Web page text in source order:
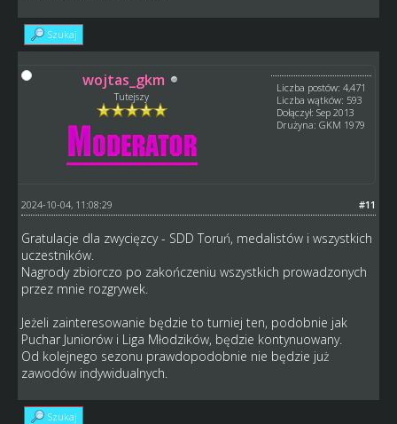
Szukaj
wojtas_gkm
Tutejszy
Liczba postów: 4,471
Liczba wątków: 593
Dołączył: Sep 2013
Drużyna: GKM 1979
#11
2024-10-04, 11:08:29
Gratulacje dla zwycięzcy - SDD Toruń, medalistów i wszystkich
uczestników.
Nagrody zbiorczo po zakończeniu wszystkich prowadzonych
przez mnie rozgrywek.
Jeżeli zainteresowanie będzie to turniej ten, podobnie jak
Puchar Juniorów i Liga Młodzików, będzie kontynuowany.
Od kolejnego sezonu prawdopodobnie nie będzie już
zawodów indywidualnych.
Szukaj